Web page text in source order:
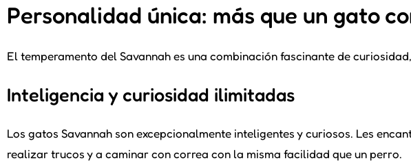
Personalidad única: más que un gato
El temperamento del Savannah es una combinación fascinante de
Inteligencia y curiosidad ilimitadas
Los gatos Savannah son excepcionalmente inteligentes y curiosos. Les
realizar trucos y a caminar con correa con la misma facilidad que un perro.